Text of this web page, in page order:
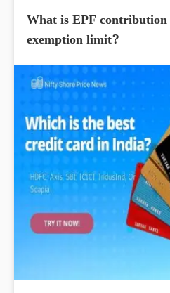
What is EPF
exemption limit?